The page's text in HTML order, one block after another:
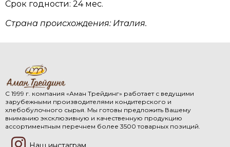
Срок годности: 24 мес.
Страна происхождения: Италия.
С 1999 г. компания «Аман Трейдинг» работает с ведущими
зарубежными производителями кондитерского и
хлебобулочного сырья. Мы готовы предложить Вашему
вниманию эксклюзивную и качественную продукцию
ассортиментным перечнем более 3500 товарных позиций.